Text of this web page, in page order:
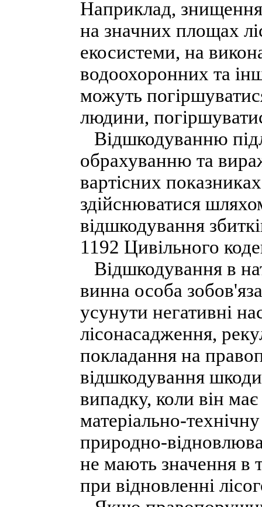
Наприклад,
на значних площах
екосистеми, на
водоохоронних та
можуть
людини,
Відшкодуванню
обрахуванню та
вартісних
здійснюватися
відшкодування
1192 Цивільного
Відшкодування в
винна особа
усунути негативні
лісонасадження,
покладання на
відшкодування
випадку, коли він
матеріально-
природно-
не мають значення в
при відновленні